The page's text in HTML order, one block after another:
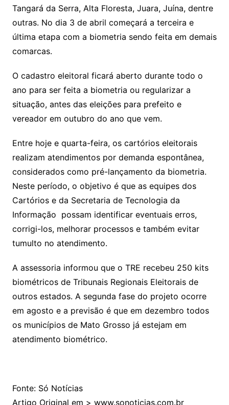
Tangará da Serra, Alta Floresta, Juara, Juína, dentre
outras. No dia 3 de abril começará a terceira e
última etapa com a biometria sendo feita em demais
comarcas.
O cadastro eleitoral ficará aberto durante todo o
ano para ser feita a biometria ou regularizar a
situação, antes das eleições para prefeito e
vereador em outubro do ano que vem.
Entre hoje e quarta-feira, os cartórios eleitorais
realizam atendimentos por demanda espontânea,
considerados como pré-lançamento da biometria.
Neste período, o objetivo é que as equipes dos
Cartórios e da Secretaria de Tecnologia da
Informação possam identificar eventuais erros,
corrigi-los, melhorar processos e também evitar
tumulto no atendimento.
A assessoria informou que o TRE recebeu 250 kits
biométricos de Tribunais Regionais Eleitorais de
outros estados. A segunda fase do projeto ocorre
em agosto e a previsão é que em dezembro todos
os municípios de Mato Grosso já estejam em
atendimento biométrico.
Fonte: Só Notícias
Artigo Original em > www.sonoticias.com.br